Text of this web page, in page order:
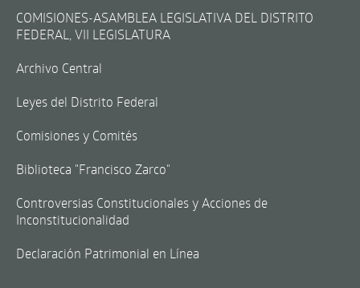
COMISIONES-ASAMBLEA LEGISLATIVA DEL DISTRITO
FEDERAL, VII LEGISLATURA
Archivo Central
Leyes del Distrito Federal
Comisiones y Comités
Biblioteca "Francisco Zarco"
Controversias Constitucionales y Acciones de
Inconstitucionalidad
Declaración Patrimonial en Línea